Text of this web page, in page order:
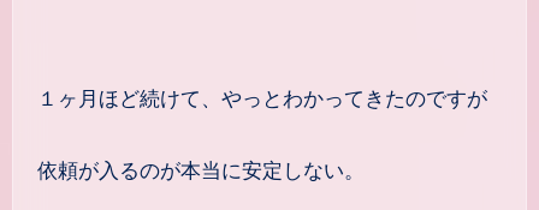
１ヶ月ほど続けて、やっとわかってきたのですが
依頼が入るのが本当に安定しない。